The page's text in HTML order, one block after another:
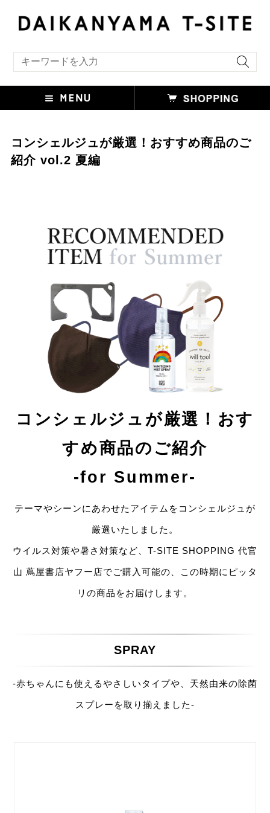
コンシェルジュが厳選！おすすめ商品のご
紹介 vol.2 夏編
コンシェルジュが厳選！おす
すめ商品のご紹介
-for Summer-
テーマやシーンにあわせたアイテムをコンシェルジュが
厳選いたしました。
ウイルス対策や暑さ対策など、T-SITE SHOPPING 代官
山 蔦屋書店ヤフー店でご購入可能の、この時期にピッタ
リの商品をお届けします。
SPRAY
-赤ちゃんにも使えるやさしいタイプや、天然由来の除菌
スプレーを取り揃えました-